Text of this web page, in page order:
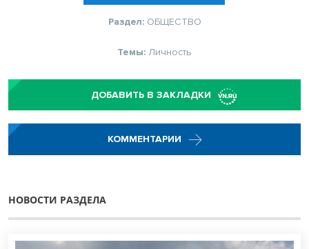
Раздел: ОБЩЕСТВО
Темы: Личность
ДОБАВИТЬ В ЗАКЛАДКИ
КОММЕНТАРИИ
НОВОСТИ РАЗДЕЛА